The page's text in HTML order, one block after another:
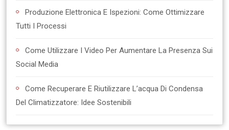
Produzione Elettronica E Ispezioni: Come Ottimizzare
Tutti I Processi
Come Utilizzare I Video Per Aumentare La Presenza Sui
Social Media
Come Recuperare E Riutilizzare L’acqua Di Condensa
Del Climatizzatore: Idee Sostenibili